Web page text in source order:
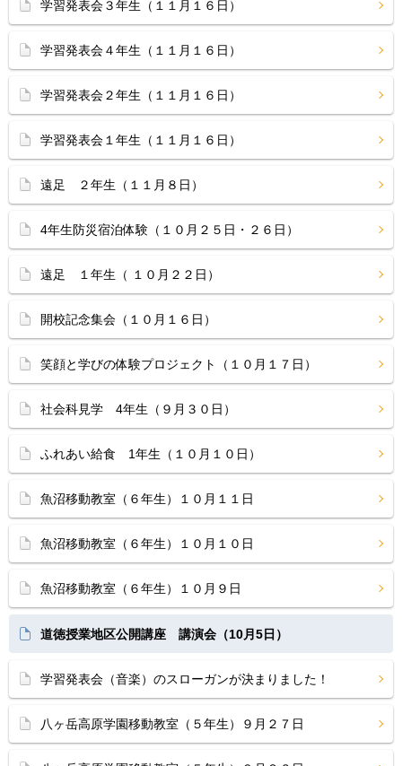
学習発表会３年生（１１月１６日）
学習発表会４年生（１１月１６日）
学習発表会２年生（１１月１６日）
学習発表会１年生（１１月１６日）
遠足 ２年生（１１月８日）
4年生防災宿泊体験（１０月２５日・２６日）
遠足 １年生（ １０月２２日）
開校記念集会（１０月１６日）
笑顔と学びの体験プロジェクト（１０月１７日）
社会科見学 4年生（９月３０日）
ふれあい給食 1年生（１０月１０日）
魚沼移動教室（６年生）１０月１１日
魚沼移動教室（６年生）１０月１０日
魚沼移動教室（６年生）１０月９日
道徳授業地区公開講座 講演会（10月5日）
学習発表会（音楽）のスローガンが決まりました！
八ヶ岳高原学園移動教室（５年生）９月２７日